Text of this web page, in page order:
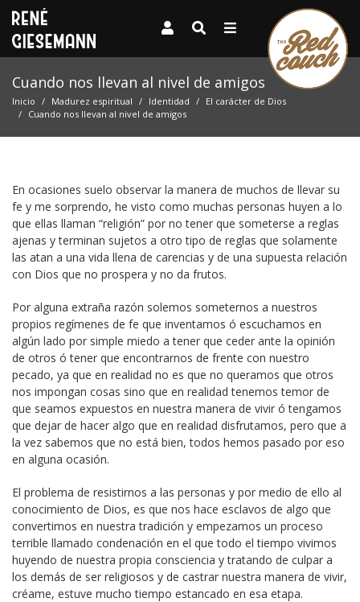
Cuando nos llevan al nivel de amigos
Inicio Madurez espiritual Identidad
El carácter de Dios
Cuando nos llevan al nivel de amigos
En ocasiones suelo observar la manera de muchos de llevar su
fe y me sorprendo, he visto como muchas personas huyen a lo
que ellas llaman “religión” por no tener que someterse a reglas
ajenas y terminan sujetos a otro tipo de reglas que solamente
las atan a una vida llena de carencias y de una supuesta relación
con Dios que no prospera y no da frutos.
Por alguna extraña razón solemos someternos a nuestros
propios regímenes de fe que inventamos ó escuchamos en
algún lado por simple miedo a tener que ceder ante la opinión
de otros ó tener que encontrarnos de frente con nuestro
pecado, ya que en realidad no es que no queramos que otros
nos impongan cosas sino que en realidad tenemos temor de
que seamos expuestos en nuestra manera de vivir ó tengamos
que dejar de hacer algo que en realidad disfrutamos, pero que a
la vez sabemos que no está bien, todos hemos pasado por eso
en alguna ocasión.
El problema de resistirnos a las personas y por medio de ello al
conocimiento de Dios, es que nos hace esclavos de algo que
convertimos en nuestra tradición y empezamos un proceso
terrible llamado condenación en el que todo el tiempo vivimos
huyendo de nuestra propia consciencia y tratando de culpar a
los demás de ser religiosos y de castrar nuestra manera de vivir,
créame, estuve mucho tiempo estancado en esa etapa.